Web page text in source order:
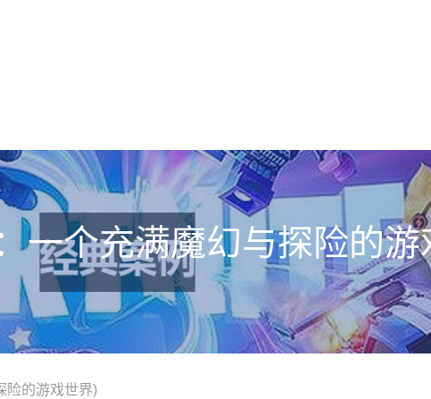
一个充满魔幻与探险的游
险的游戏世界)